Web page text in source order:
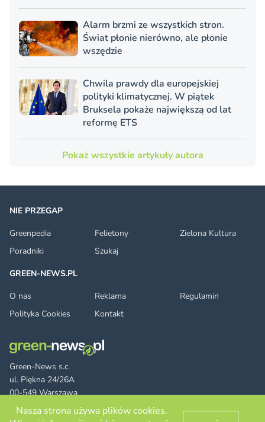
Alarm brzmi ze wszystkich stron.
Świat płonie nierówno, ale płonie
wszędzie
Chwila prawdy dla europejskiej
polityki klimatycznej. W piątek
Bruksela pokaże największą od lat
reformę ETS
Pokaż wszystkie artykuły autora
Green-News s.c.
ul. Piękna 24/26A
00-549 Warszawa
NIE PRZEGAP
Greenpedia
Felietony
Zielona Kultura
Poradniki
Szukaj
GREEN-NEWS.PL
O nas
Reklama
Regulamin
Polityka Cookies
Kontakt
Nasza strona używa plików cookies.